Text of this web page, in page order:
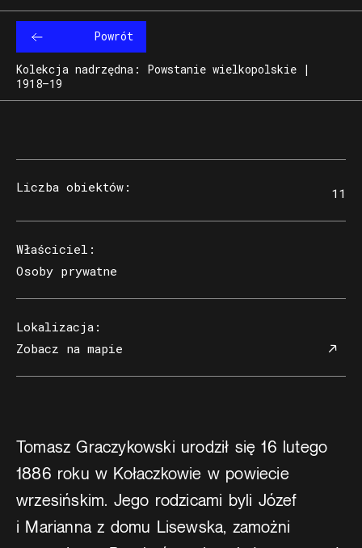
Powrót
Kolekcja nadrzędna: Powstanie wielkopolskie |
1918–19
Liczba obiektów : 11
Właściciel :
Osoby prywatne
Lokalizacja :
Zobacz na mapie
Tomasz Graczykowski urodził się 16 lutego
1886 roku w Kołaczkowie w powiecie
wrzesińskim. Jego rodzicami byli Józef
i Marianna z domu Lisewska, zamożni